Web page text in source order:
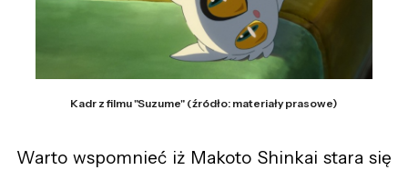
Kadr z filmu "Suzume" (źródło: materiały prasowe)
Warto wspomnieć iż Makoto Shinkai stara się